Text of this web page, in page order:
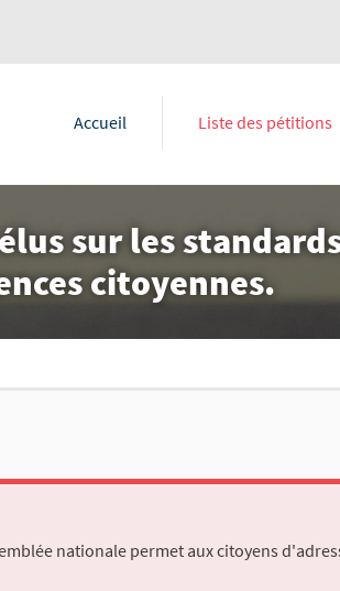
Accueil Liste des pétitions
sur les
citoyennes.
nationale permet aux citoyens